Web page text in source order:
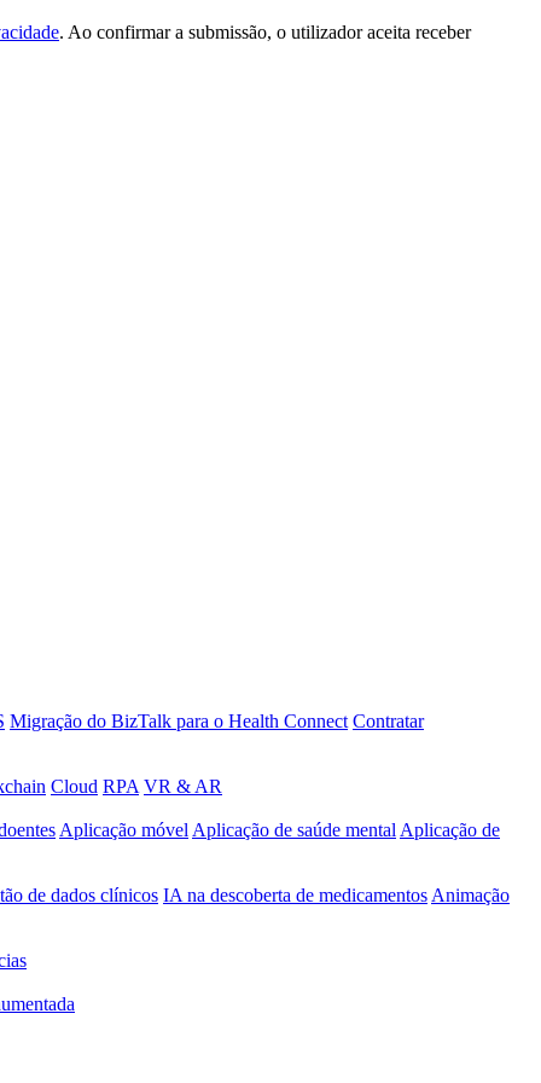
. Ao confirmar a submissão, o utilizador aceita receber
Migração do BizTalk para o Health Connect Contratar
Cloud RPA VR & AR
Aplicação móvel Aplicação de saúde mental Aplicação de
de dados clínicos IA na descoberta de medicamentos Animação